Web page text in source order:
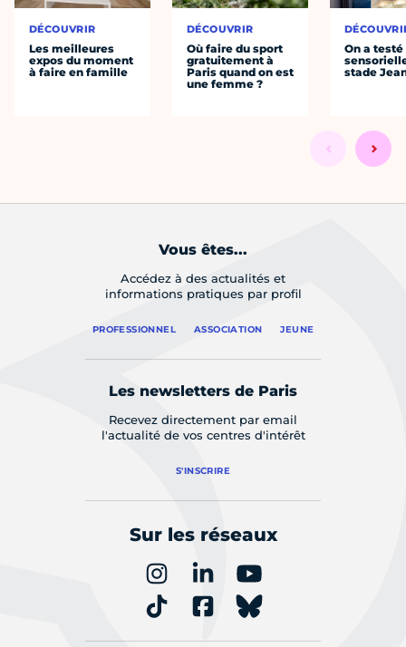
DÉCOUVRIR
Les meilleures
expos du moment
à faire en famille
DÉCOUVRIR
Où faire du sport
gratuitement à
Paris quand on est
une femme ?
On a
stade
Vous êtes...
Accédez à des actualités et
informations pratiques par profil
PROFESSIONNEL ASSOCIATION JEUNE
Les newsletters de Paris
Recevez directement par email
l'actualité de vos centres d'intérêt
S'INSCRIRE
Sur les réseaux